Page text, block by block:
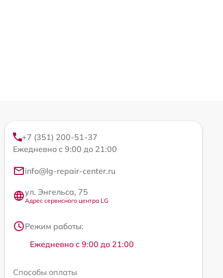
+7 (351) 200-51-37
Ежедневно с 9:00 до 21:00
info@lg-repair-center.ru
ул. Энгельса, 75
Адрес сервисного центра LG
Режим работы:
Ежедневно с 9:00 до 21:00
Способы оплаты